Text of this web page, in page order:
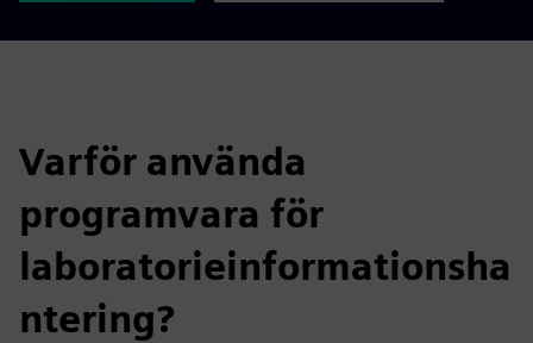
Varför använda
programvara för
laboratorieinformationsha
ntering?